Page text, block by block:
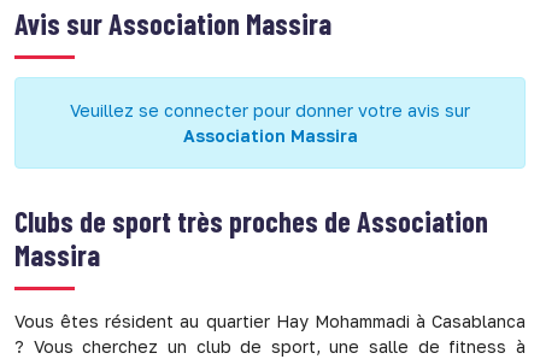
Avis surAssociation Massira
Veuillez se connecter pour donner votre avis sur
Association Massira
Clubs de sport très proches de Association
Massira
Vous êtes résident au quartier Hay Mohammadi à Casablanca
? Vous cherchez un club de sport, une salle de fitness à